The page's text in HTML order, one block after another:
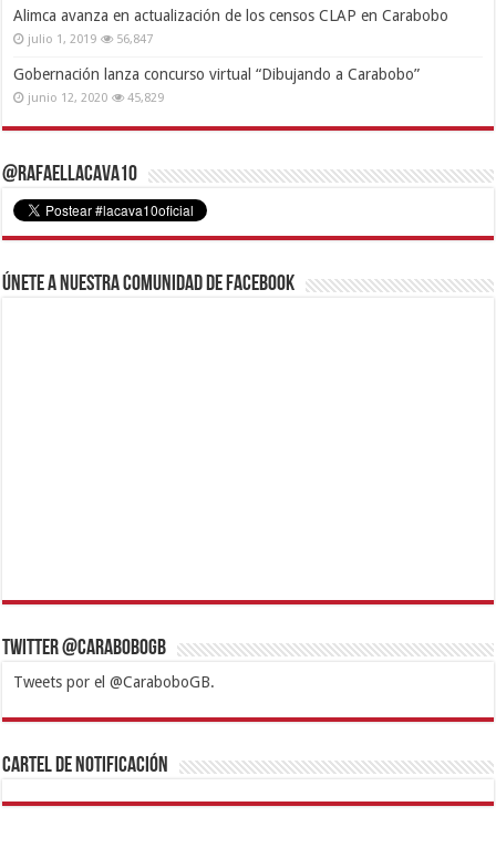
Alimca avanza en actualización de los censos CLAP en Carabobo
julio 1, 2019 56,847
Gobernación lanza concurso virtual “Dibujando a Carabobo”
junio 12, 2020 45,829
@RafaelLacava10
Únete a nuestra comunidad de Facebook
Twitter @CaraboboGB
Tweets por el @CaraboboGB.
1xbetBetturkeyBetistKralbetSupertotobetTipobetMatadorbetMariobet
https://mvbcasino.com/
Cartel de Notificación